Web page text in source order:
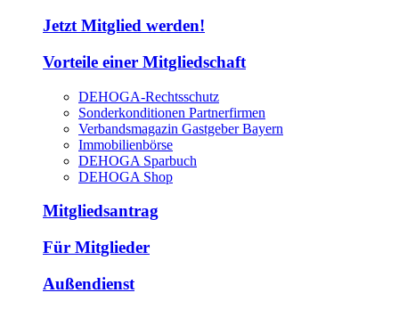
Jetzt Mitglied werden!
Vorteile einer Mitgliedschaft
DEHOGA-Rechtsschutz
Sonderkonditionen Partnerfirmen
Verbandsmagazin Gastgeber Bayern
Immobilienbörse
DEHOGA Sparbuch
DEHOGA Shop
Mitgliedsantrag
Für Mitglieder
Außendienst